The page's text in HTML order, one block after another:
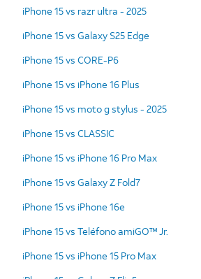
iPhone 15 vs razr ultra - 2025
iPhone 15 vs Galaxy S25 Edge
iPhone 15 vs CORE-P6
iPhone 15 vs iPhone 16 Plus
iPhone 15 vs moto g stylus - 2025
iPhone 15 vs CLASSIC
iPhone 15 vs iPhone 16 Pro Max
iPhone 15 vs Galaxy Z Fold7
iPhone 15 vs iPhone 16e
iPhone 15 vs Teléfono amiGO™ Jr.
iPhone 15 vs iPhone 15 Pro Max